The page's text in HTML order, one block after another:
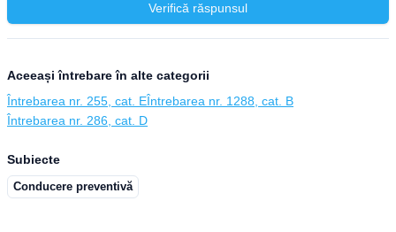
Verifică răspunsul
Aceeași întrebare în alte categorii
Întrebarea nr. 255, cat. EÎntrebarea nr. 1288, cat. B
Întrebarea nr. 286, cat. D
Subiecte
Conducere preventivă